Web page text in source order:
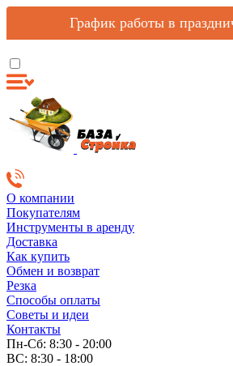
График работы в
О компании
Покупателям
Инструменты в аренду
Доставка
Как купить
Обмен и возврат
Резка
Способы оплаты
Советы и идеи
Контакты
Пн-Сб: 8:30 - 20:00
ВС: 8:30 - 18:00